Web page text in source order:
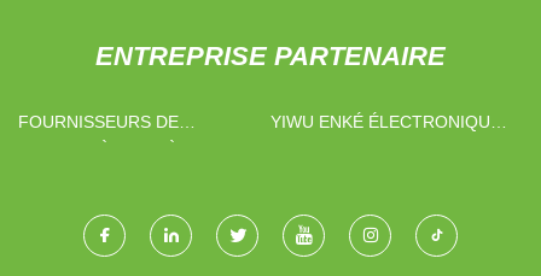
ENTREPRISE PARTENAIRE
FOURNISSEURS DE
YIWU ENKÉ ÉLECTRONIQUE